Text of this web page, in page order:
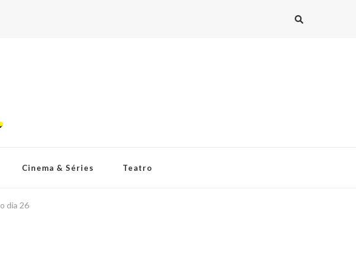
Cinema & Séries Teatro
dia 26